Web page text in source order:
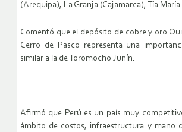
(Arequipa), La Granja (Cajamarca), Tía
Comentó que el depósito de cobre y oro
Cerro de Pasco representa una
similar a la de Toromocho Junín.
Afirmó que Perú es un país muy
ámbito de costos, infraestructura y mano